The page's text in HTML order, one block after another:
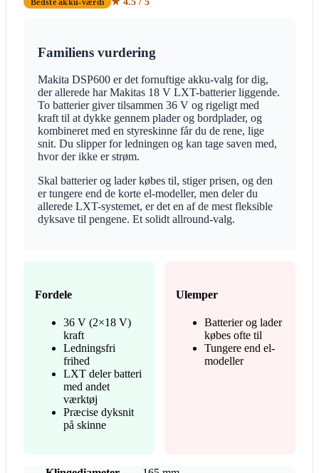
Bedste akku-værdi
Familiens vurdering
Makita DSP600 er det fornuftige akku-valg for dig,
der allerede har Makitas 18 V LXT-batterier liggende.
To batterier giver tilsammen 36 V og rigeligt med
kraft til at dykke gennem plader og bordplader, og
kombineret med en styreskinne får du de rene, lige
snit. Du slipper for ledningen og kan tage saven med,
hvor der ikke er strøm.
Skal batterier og lader købes til, stiger prisen, og den
er tungere end de korte el-modeller, men deler du
allerede LXT-systemet, er det en af de mest fleksible
dyksave til pengene. Et solidt allround-valg.
Fordele
36 V (2×18 V)
kraft
Ledningsfri
frihed
LXT deler batteri
med andet
værktøj
Præcise dyksnit
på skinne
Ulemper
Batterier og lader
købes ofte til
Tungere end el-
modeller